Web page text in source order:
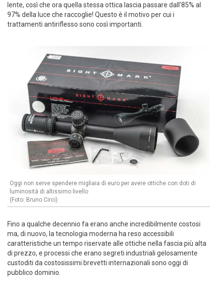
lente, così che ora quella stessa ottica lascia passare dall’85% al
97% della luce che raccoglie! Questo è il motivo per cui i
trattamenti antiriflesso sono così importanti.
Oggi non serve spendere migliaia di euro per avere ottiche con doti di
luminosità di altissimo livello
(Foto: Bruno Circi)
Fino a qualche decennio fa erano anche incredibilmente costosi
ma, di nuovo, la tecnologia moderna ha reso accessibili
caratteristiche un tempo riservate alle ottiche nella fascia più alta
di prezzo, e processi che erano segreti industriali gelosamente
custoditi da costosissimi brevetti internazionali sono oggi di
pubblico dominio.